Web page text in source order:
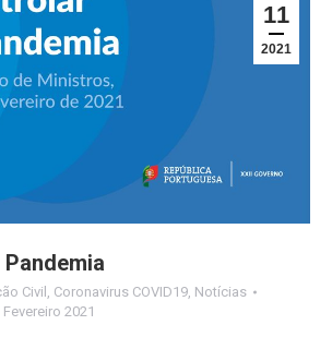
11
2021
Civil Coronavirus COVID19 Notícias
Fevereiro 2021